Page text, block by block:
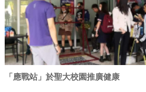
「應戰站」於聖大校園推廣健康